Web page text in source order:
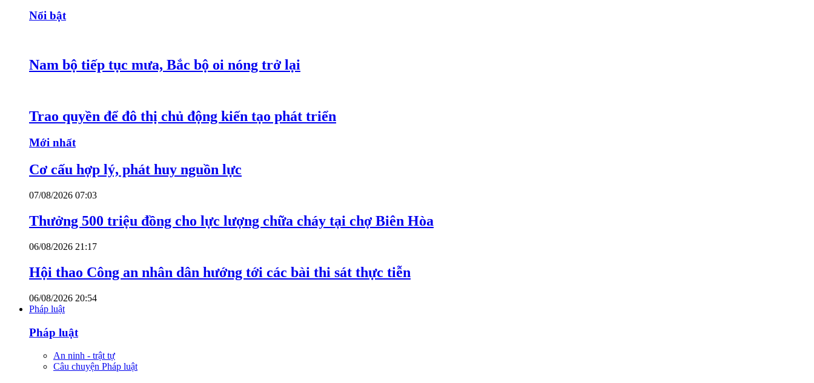
Nổi bật
Nam bộ tiếp tục mưa, Bắc bộ oi nóng trở lại
Trao quyền để đô thị chủ động kiến tạo phát triển
Mới nhất
Cơ cấu hợp lý, phát huy nguồn lực
07/08/2026 07:03
Thưởng 500 triệu đồng cho lực lượng chữa cháy tại chợ Biên Hòa
06/08/2026 21:17
Hội thao Công an nhân dân hướng tới các bài thi sát thực tiễn
06/08/2026 20:54
Pháp luật
Pháp luật
An ninh - trật tự
Câu chuyện Pháp luật